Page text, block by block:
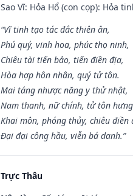
Sao Vĩ: Hỏa Hổ (con cọp): Hỏa
“Vĩ tinh tạo tác đắc thiên ân,
Phú quý, vinh hoa, phúc thọ ninh,
Chiêu tài tiến bảo, tiến điền địa,
Hòa hợp hôn nhân, quý tử tôn.
Mai táng nhược năng y thử nhật,
Nam thanh, nữ chính, tử tôn
Khai môn, phóng thủy, chiêu điền
Đại đại công hầu, viễn bá danh.”
Trực Thâu